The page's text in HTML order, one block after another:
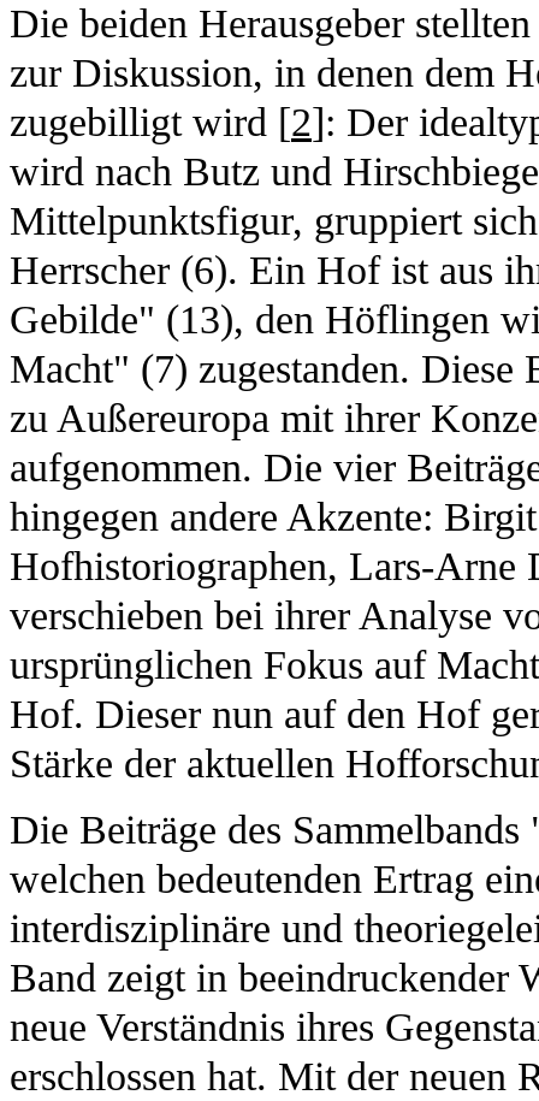
Die beiden Herausgeber
zur Diskussion, in denen dem
zugebilligt wird [2]: Der
wird nach Butz und
Mittelpunktsfigur, gruppiert
Herrscher (6). Ein Hof ist aus
Gebilde" (13), den Höflingen
Macht" (7) zugestanden.
zu Außereuropa mit ihrer
aufgenommen. Die vier
hingegen andere Akzente:
Hofhistoriographen, Lars-Arne
verschieben bei ihrer Analyse
ursprünglichen Fokus auf
Hof. Dieser nun auf den Hof
Stärke der aktuellen
Die Beiträge des
welchen bedeutenden Ertrag
interdisziplinäre und
Band zeigt in beeindruckender
neue Verständnis ihres
erschlossen hat. Mit der